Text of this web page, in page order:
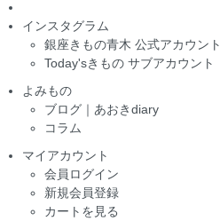
インスタグラム
銀座きもの青木 公式アカウント
Today'sきもの サブアカウント
よみもの
ブログ｜あおきdiary
コラム
マイアカウント
会員ログイン
新規会員登録
カートを見る